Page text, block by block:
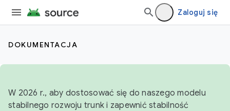
Zaloguj się
DOKUMENTACJA
W 2026 r., aby dostosować się do naszego modelu
stabilnego rozwoju trunk i zapewnić stabilność